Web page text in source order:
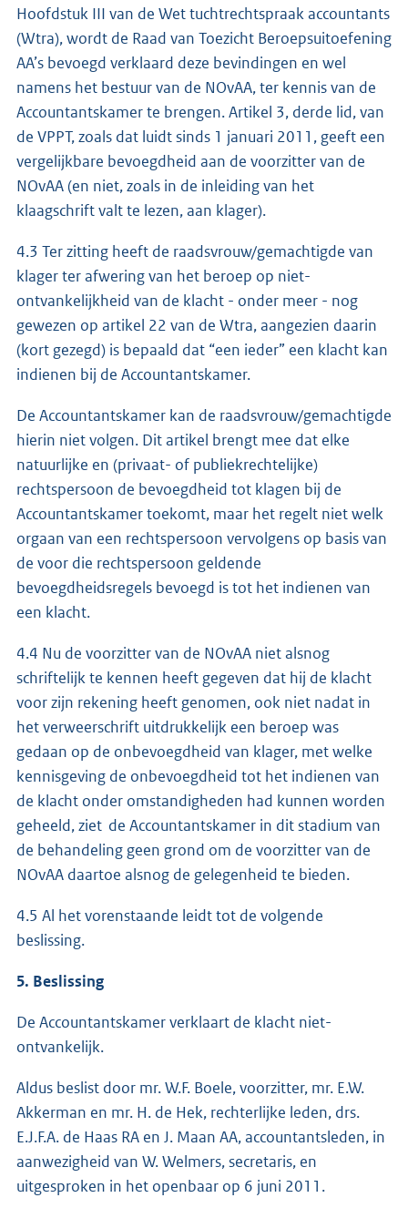
Hoofdstuk III van de Wet tuchtrechtspraak accountants
(Wtra), wordt de Raad van Toezicht Beroepsuitoefening
AA’s bevoegd verklaard deze bevindingen en wel
namens het bestuur van de NOvAA, ter kennis van de
Accountantskamer te brengen. Artikel 3, derde lid, van
de VPPT, zoals dat luidt sinds 1 januari 2011, geeft een
vergelijkbare bevoegdheid aan de voorzitter van de
NOvAA (en niet, zoals in de inleiding van het
klaagschrift valt te lezen, aan klager).
4.3 Ter zitting heeft de raadsvrouw/gemachtigde van
klager ter afwering van het beroep op niet-
ontvankelijkheid van de klacht - onder meer - nog
gewezen op artikel 22 van de Wtra, aangezien daarin
(kort gezegd) is bepaald dat “een ieder” een klacht kan
indienen bij de Accountantskamer.
De Accountantskamer kan de raadsvrouw/gemachtigde
hierin niet volgen. Dit artikel brengt mee dat elke
natuurlijke en (privaat- of publiekrechtelijke)
rechtspersoon de bevoegdheid tot klagen bij de
Accountantskamer toekomt, maar het regelt niet welk
orgaan van een rechtspersoon vervolgens op basis van
de voor die rechtspersoon geldende
bevoegdheidsregels bevoegd is tot het indienen van
een klacht.
4.4 Nu de voorzitter van de NOvAA niet alsnog
schriftelijk te kennen heeft gegeven dat hij de klacht
voor zijn rekening heeft genomen, ook niet nadat in
het verweerschrift uitdrukkelijk een beroep was
gedaan op de onbevoegdheid van klager, met welke
kennisgeving de onbevoegdheid tot het indienen van
de klacht onder omstandigheden had kunnen worden
geheeld, ziet de Accountantskamer in dit stadium van
de behandeling geen grond om de voorzitter van de
NOvAA daartoe alsnog de gelegenheid te bieden.
4.5 Al het vorenstaande leidt tot de volgende
beslissing.
5. Beslissing
De Accountantskamer verklaart de klacht niet-
ontvankelijk.
Aldus beslist door mr. W.F. Boele, voorzitter, mr. E.W.
Akkerman en mr. H. de Hek, rechterlijke leden, drs.
E.J.F.A. de Haas RA en J. Maan AA, accountantsleden, in
aanwezigheid van W. Welmers, secretaris, en
uitgesproken in het openbaar op 6 juni 2011.